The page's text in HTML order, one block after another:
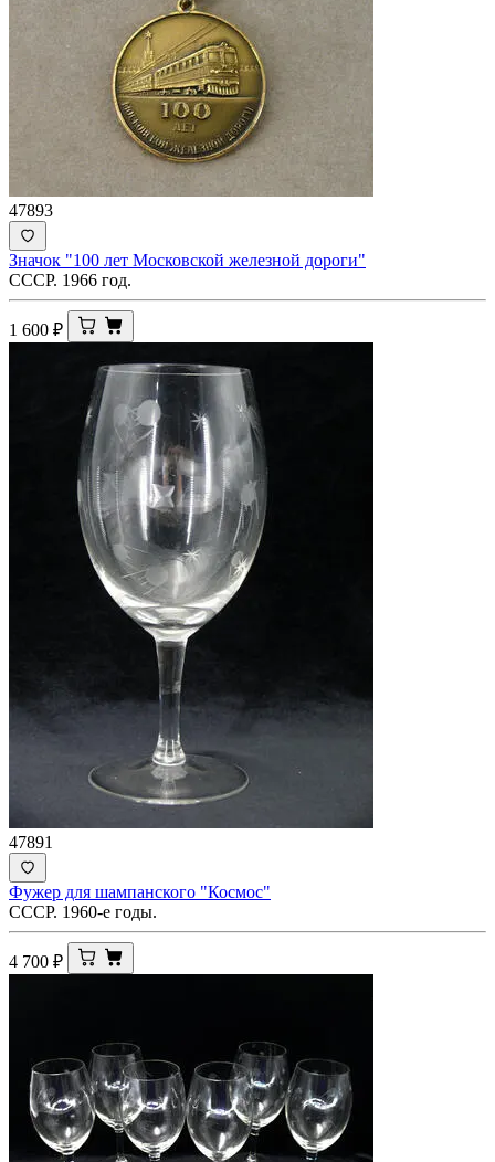
47893
Значок "100 лет Московской железной дороги"
СССР. 1966 год.
1 600 ₽
47891
Фужер для шампанского "Космос"
СССР. 1960-е годы.
4 700 ₽